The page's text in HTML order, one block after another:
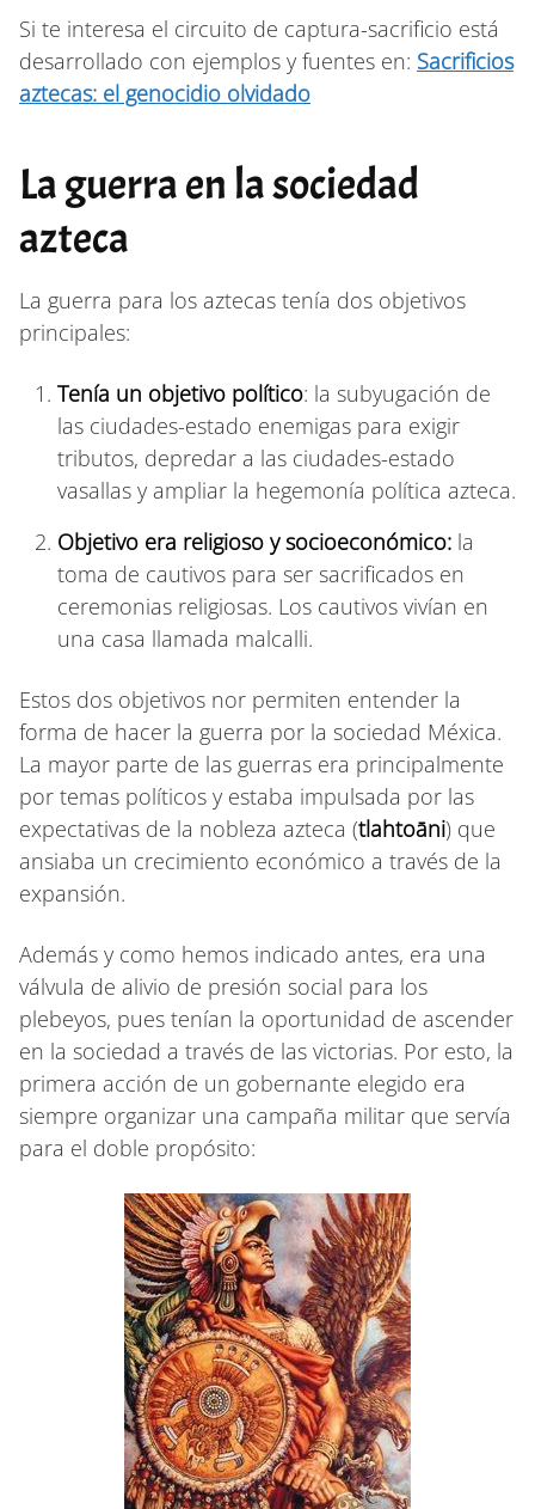
Si te interesa el circuito de captura-sacrificio está
desarrollado con ejemplos y fuentes en: Sacrificios
aztecas: el genocidio olvidado
La guerra en la sociedad
azteca
La guerra para los aztecas tenía dos objetivos
principales:
Tenía un objetivo político: la subyugación de
las ciudades-estado enemigas para exigir
tributos, depredar a las ciudades-estado
vasallas y ampliar la hegemonía política azteca.
Objetivo era religioso y socioeconómico: la
toma de cautivos para ser sacrificados en
ceremonias religiosas. Los cautivos vivían en
una casa llamada malcalli.
Estos dos objetivos nor permiten entender la
forma de hacer la guerra por la sociedad Méxica.
La mayor parte de las guerras era principalmente
por temas políticos y estaba impulsada por las
expectativas de la nobleza azteca (tlahtoāni) que
ansiaba un crecimiento económico a través de la
expansión.
Además y como hemos indicado antes, era una
válvula de alivio de presión social para los
plebeyos, pues tenían la oportunidad de ascender
en la sociedad a través de las victorias. Por esto, la
primera acción de un gobernante elegido era
siempre organizar una campaña militar que servía
para el doble propósito: